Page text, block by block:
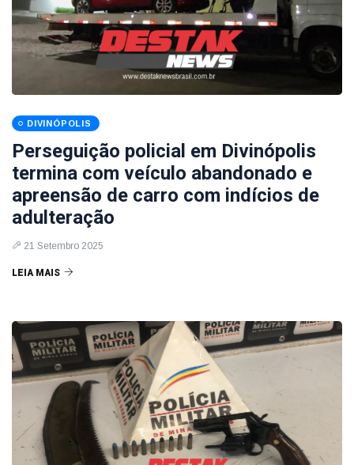
DIVINÓPOLIS
Perseguição policial em Divinópolis
termina com veículo abandonado e
apreensão de carro com indícios de
adulteração
21 Setembro 2025
LEIA MAIS